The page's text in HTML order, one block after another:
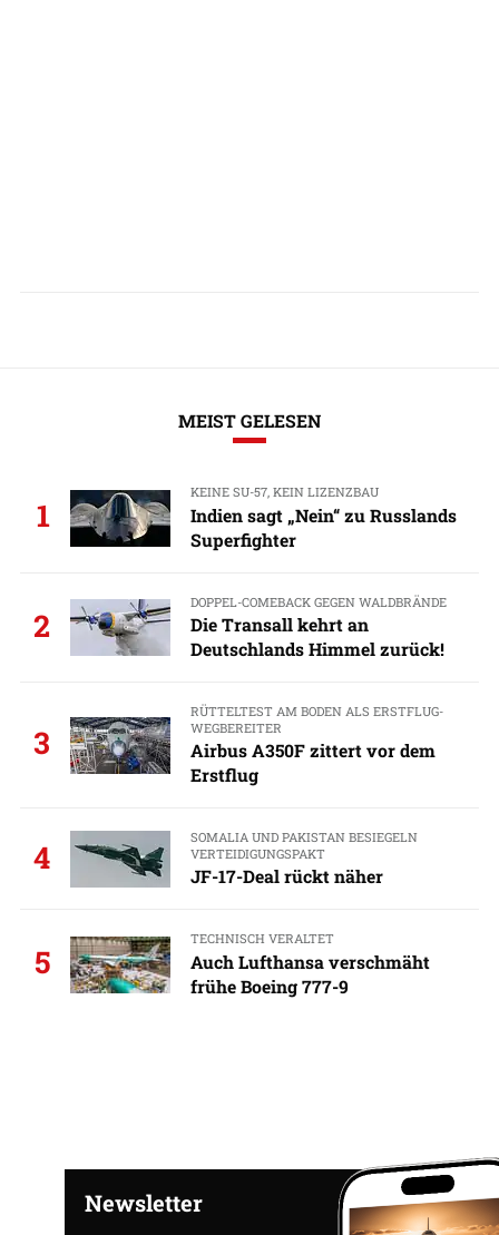
MEIST GELESEN
1
KEINE SU-57, KEIN LIZENZBAU
Indien sagt „Nein“ zu Russlands
Superfighter
2
DOPPEL-COMEBACK GEGEN WALDBRÄNDE
Die Transall kehrt an
Deutschlands Himmel zurück!
3
RÜTTELTEST AM BODEN ALS ERSTFLUG-
WEGBEREITER
Airbus A350F zittert vor dem
Erstflug
4
SOMALIA UND PAKISTAN BESIEGELN
VERTEIDIGUNGSPAKT
JF-17-Deal rückt näher
5
TECHNISCH VERALTET
Auch Lufthansa verschmäht
frühe Boeing 777-9
Newsletter